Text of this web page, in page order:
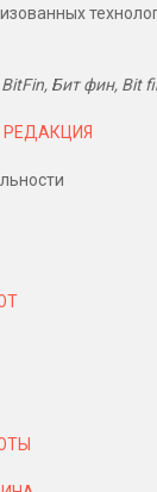
Бит фин, Bit
РЕДАКЦИЯ